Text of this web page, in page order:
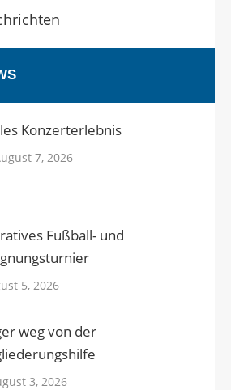
Konzerterlebnis
7, 2026
Fußball- und
5, 2026
weg von der
3, 2026